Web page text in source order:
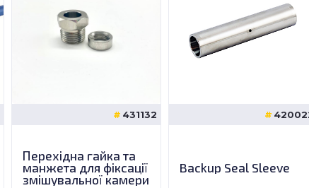
431132
Перехідна гайка та
манжета для фіксації
змішувальної камери
Backup Seal Sleeve